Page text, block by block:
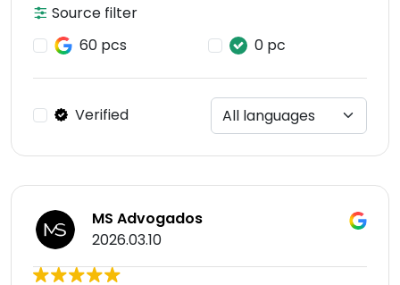
Source filter
60 pcs
0 pc
Verified
MS Advogados
2026.03.10